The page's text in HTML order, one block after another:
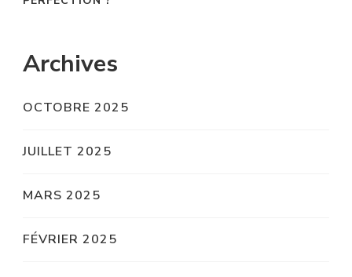
Archives
OCTOBRE 2025
JUILLET 2025
MARS 2025
FÉVRIER 2025